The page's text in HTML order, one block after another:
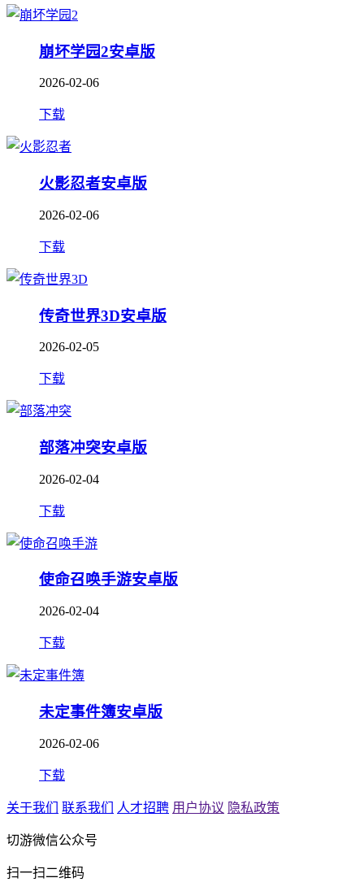
崩坏学园2安卓版
2026-02-06
下载
火影忍者安卓版
2026-02-06
下载
传奇世界3D安卓版
2026-02-05
下载
部落冲突安卓版
2026-02-04
下载
使命召唤手游安卓版
2026-02-04
下载
未定事件簿安卓版
2026-02-06
下载
关于我们 联系我们 人才招聘 用户协议 隐私政策
切游微信公众号
扫一扫二维码